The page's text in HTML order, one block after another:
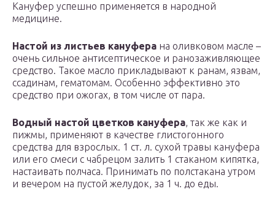
Кануфер успешно применяется в народной
медицине.
Настой из листьев кануфера на оливковом масле –
очень сильное антисептическое и ранозаживляющее
средство. Такое масло прикладывают к ранам, язвам,
ссадинам, гематомам. Особенно эффективно это
средство при ожогах, в том числе от пара.
Водный настой цветков кануфера, так же как и
пижмы, применяют в качестве глистогонного
средства для взрослых. 1 ст. л. сухой травы кануфера
или его смеси с чабрецом залить 1 стаканом кипятка,
настаивать полчаса. Принимать по полстакана утром
и вечером на пустой желудок, за 1 ч. до еды.